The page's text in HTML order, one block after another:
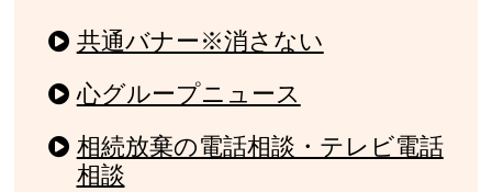
共通バナー※消さない
心グループニュース
相続放棄の電話相談・テレビ電話
相談